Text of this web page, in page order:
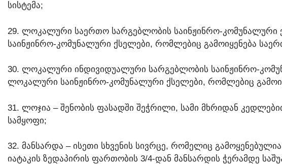
ᲡᲘᲡᲢᲔᲛᲐ;
29. ᲚᲝᲙᲐᲚᲣᲠᲘ ᲡᲐᲔᲠᲗᲝ ᲡᲐᲠᲒᲔᲑᲚᲝᲑᲘᲡ ᲡᲐᲘᲜᲟᲘᲜᲠᲝ-ᲙᲝᲛᲣᲜᲐᲚᲣᲠᲘ
ᲡᲐᲘᲜᲟᲘᲜᲠᲝ-ᲙᲝᲛᲣᲜᲐᲚᲣᲠᲘ ᲥᲡᲔᲚᲔᲑᲘ, ᲠᲝᲛᲚᲔᲑᲘᲪ ᲒᲐᲛᲝᲘᲧᲔᲜᲔᲑᲐ
30. ᲚᲝᲙᲐᲚᲣᲠᲘ ᲘᲜᲓᲘᲕᲘᲓᲣᲐᲚᲣᲠᲘ ᲡᲐᲠᲒᲔᲑᲚᲝᲑᲘᲡ ᲡᲐᲘᲜᲟᲘᲜᲠᲝ-
ᲚᲝᲙᲐᲚᲣᲠᲘ ᲡᲐᲘᲜᲟᲘᲜᲠᲝ-ᲙᲝᲛᲣᲜᲐᲚᲣᲠᲘ ᲥᲡᲔᲚᲔᲑᲘ, ᲠᲝᲛᲚᲔᲑᲘᲪ
31. ᲚᲝᲯᲘᲐ – ᲨᲔᲜᲝᲑᲘᲡ ᲤᲐᲡᲐᲓᲨᲘ ᲨᲔᲭᲠᲘᲚᲘ, ᲡᲐᲛᲘ ᲛᲮᲠᲘᲓᲐᲜ
ᲡᲐᲛᲧᲝᲤᲘ;
32. ᲛᲐᲜᲡᲐᲠᲓᲐ – ᲘᲡᲔᲗᲘ ᲡᲮᲕᲔᲜᲘᲡ ᲡᲘᲕᲠᲪᲔ, ᲠᲝᲛᲔᲚᲘᲪ
ᲘᲐᲢᲐᲙᲘᲡ ᲖᲔᲓᲐᲞᲘᲠᲘᲡ ᲤᲐᲠᲗᲝᲑᲘᲡ 3/4-ᲓᲐᲜ ᲛᲐᲜᲡᲐᲠᲓᲘᲡ ᲭᲔᲠᲐᲛᲓᲔ